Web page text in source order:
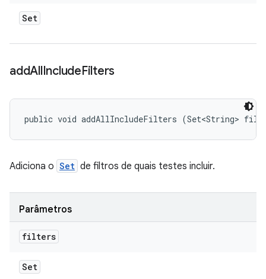
Set
addAllIncludeFilters
public void addAllIncludeFilters (Set<String>
Adiciona o Set de filtros de quais testes incluir.
Parâmetros
filters
Set